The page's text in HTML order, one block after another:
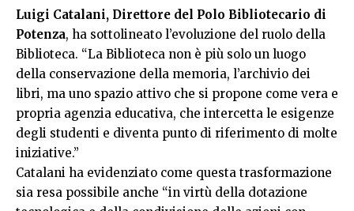
Luigi Catalani, Direttore del Polo Bibliotecario di
Potenza, ha sottolineato l’evoluzione del ruolo della
Biblioteca. “La Biblioteca non è più solo un luogo
della conservazione della memoria, l’archivio dei
libri, ma uno spazio attivo che si propone come vera e
propria agenzia educativa, che intercetta le esigenze
degli studenti e diventa punto di riferimento di molte
iniziative.”
Catalani ha evidenziato come questa trasformazione
sia resa possibile anche “in virtù della dotazione